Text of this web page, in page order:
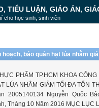
TIỂU LUẬN, GIÁO ÁN,
cho học sinh, sinh viên
bảo quản hạt lúa nhằm
PHẨM TP.HCM KHOA
LÚA NHẰM GIẢM TỐI ĐA TỔN
2005140134 Nguyễn Quốc
Tháng 10 Năm 2016 MỤC LỤC